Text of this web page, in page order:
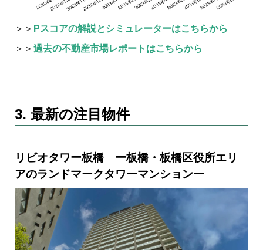
＞＞ Pスコアの解説とシミュレーターはこちらから
＞＞ 過去の不動産市場レポートはこちらから
3. 最新の注目物件
リビオタワー板橋 ー板橋・板橋区役所エリ
アのランドマークタワーマンションー